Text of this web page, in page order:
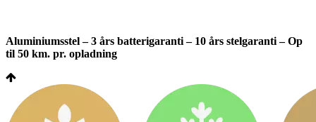
Aluminiumsstel – 3 års batterigaranti – 10 års stelgaranti – Op
til 50 km. pr. opladning